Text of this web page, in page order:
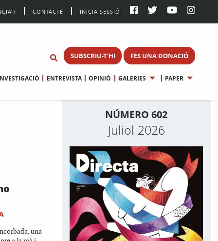
CONTACTE INICIA SESSIÓ
SUBSCRIU-T'HI FES UNA DONACIÓ
ENTREVISTA OPINIÓ GALERIES PAPER
una
NÚMERO 602
Juliol 2026